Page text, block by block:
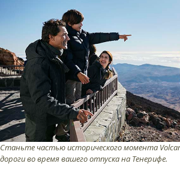
Станьте частью исторического момента
дороги во время вашего отпуска на Тенерифе.